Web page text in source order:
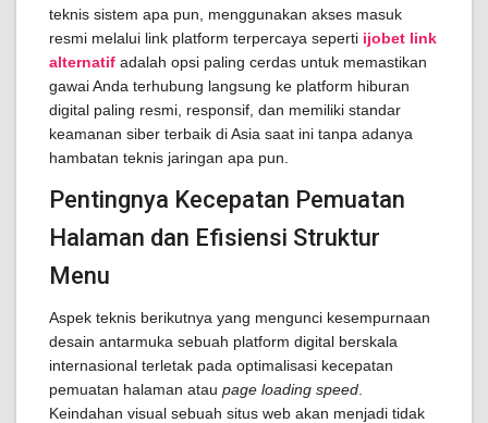
teknis sistem apa pun, menggunakan akses masuk
resmi melalui link platform terpercaya seperti ijobet link
alternatif adalah opsi paling cerdas untuk memastikan
gawai Anda terhubung langsung ke platform hiburan
digital paling resmi, responsif, dan memiliki standar
keamanan siber terbaik di Asia saat ini tanpa adanya
hambatan teknis jaringan apa pun.
Pentingnya Kecepatan Pemuatan
Halaman dan Efisiensi Struktur
Menu
Aspek teknis berikutnya yang mengunci kesempurnaan
desain antarmuka sebuah platform digital berskala
internasional terletak pada optimalisasi kecepatan
pemuatan halaman atau page loading speed
Keindahan visual sebuah situs web akan menjadi tidak